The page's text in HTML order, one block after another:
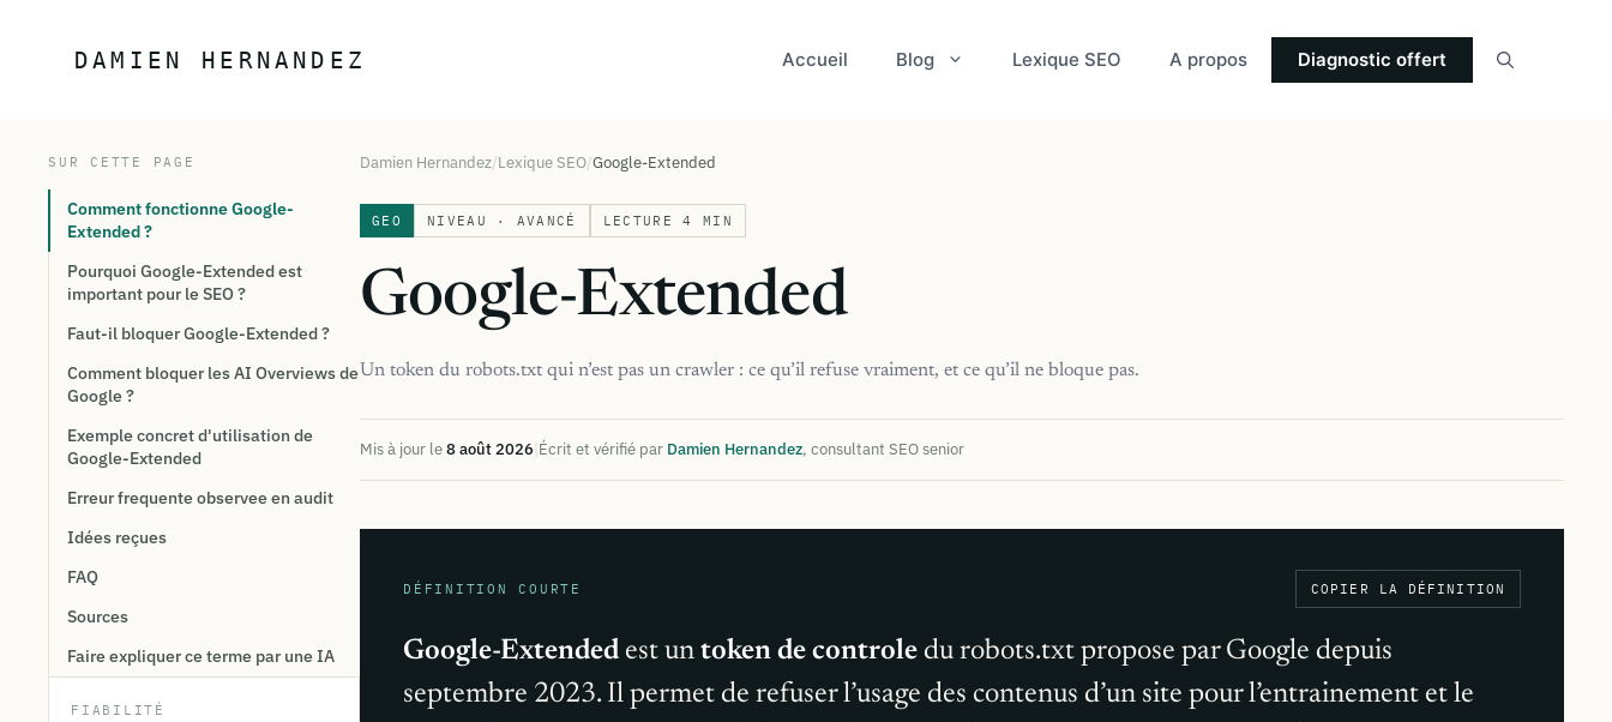
DAMIEN HERNANDEZ Accueil Blog Lexique SEO A propos Diagnostic offert
SUR CETTE PAGE
Comment fonctionne Google-
Extended ?
Pourquoi Google-Extended est
important pour le SEO ?
Faut-il bloquer Google-Extended ?
Comment bloquer les AI Overviews de
Google ?
Exemple concret d'utilisation de
Google-Extended
Erreur frequente observee en audit
Idées reçues
FAQ
Sources
Faire expliquer ce terme par une IA
FIABILITÉ
Damien Hernandez Lexique SEO Google-Extended
GEO NIVEAU · AVANCÉ LECTURE 4 MIN
Google-Extended
Un token du robots.txt qui n’est pas un crawler : ce qu’il refuse vraiment, et ce qu’il ne bloque pas.
Mis à jour le8 août 2026 Écrit et vérifié par Damien Hernandez, consultant SEO senior
DÉFINITION COURTE COPIER LA DÉFINITION
Google-Extended est un token de controle du robots.txt propose par Google depuis
septembre 2023. Il permet de refuser l’usage des contenus d’un site pour l’entrainement et le